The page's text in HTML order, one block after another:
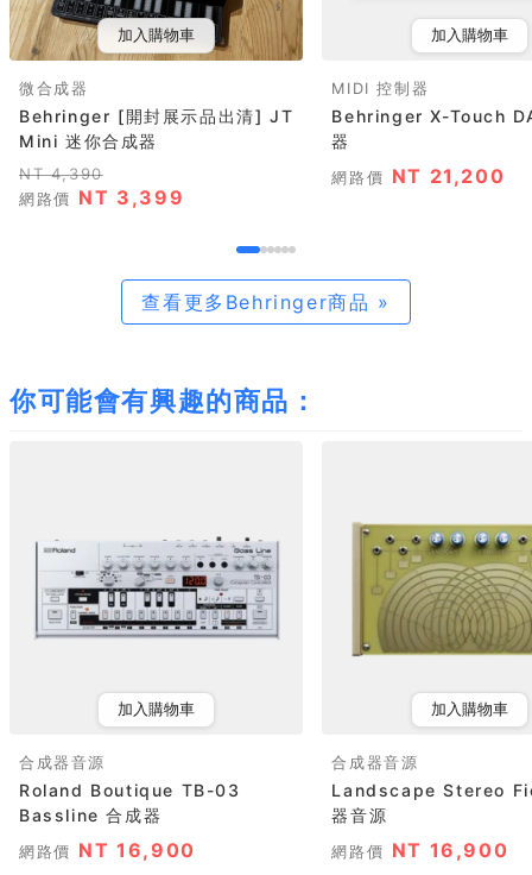
加入購物車
微合成器
Behringer [開封展示品出清] JT
Mini 迷你合成器
NT 4,390
網路價 NT 3,399
加入購物車
MIDI 控制器
Behringer X-Touch
器
網路價 NT 21,200
查看更多Behringer商品 »
你可能會有興趣的商品：
加入購物車
合成器音源
Roland Boutique TB-03
Bassline 合成器
網路價 NT 16,900
加入購物車
合成器音源
Landscape Stereo
器音源
網路價 NT 16,900